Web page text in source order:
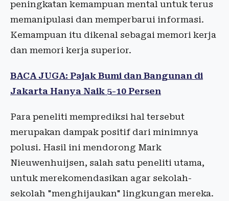
peningkatan kemampuan mental untuk terus
memanipulasi dan memperbarui informasi.
Kemampuan itu dikenal sebagai memori kerja
dan memori kerja superior.
BACA JUGA: Pajak Bumi dan Bangunan di
Jakarta Hanya Naik 5-10 Persen
Para peneliti memprediksi hal tersebut
merupakan dampak positif dari minimnya
polusi. Hasil ini mendorong Mark
Nieuwenhuijsen, salah satu peneliti utama,
untuk merekomendasikan agar sekolah-
sekolah "menghijaukan" lingkungan mereka.